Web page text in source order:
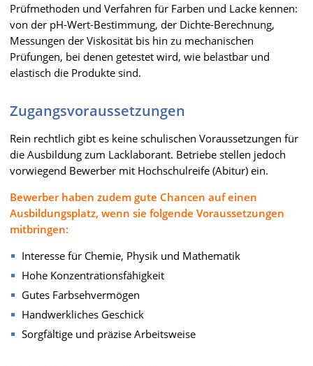
Prüfmethoden und Verfahren für Farben und Lacke kennen:
von der pH-Wert-Bestimmung, der Dichte-Berechnung,
Messungen der Viskosität bis hin zu mechanischen
Prüfungen, bei denen getestet wird, wie belastbar und
elastisch die Produkte sind.
Zugangsvoraussetzungen
Rein rechtlich gibt es keine schulischen Voraussetzungen für
die Ausbildung zum Lacklaborant. Betriebe stellen jedoch
vorwiegend Bewerber mit Hochschulreife (Abitur) ein.
Bewerber haben zudem gute Chancen auf einen
Ausbildungsplatz, wenn sie folgende Voraussetzungen
mitbringen:
Interesse für Chemie, Physik und Mathematik
Hohe Konzentrationsfähigkeit
Gutes Farbsehvermögen
Handwerkliches Geschick
Sorgfältige und präzise Arbeitsweise